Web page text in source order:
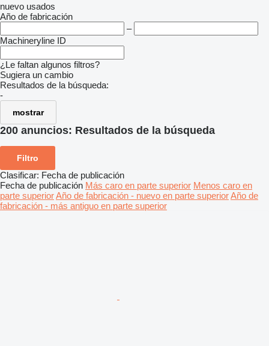
nuevo usados
Año de fabricación
–
Machineryline ID
¿Le faltan algunos filtros?
Sugiera un cambio
Resultados de la búsqueda:
-
mostrar
200 anuncios: Resultados de la búsqueda
Filtro
Clasificar: Fecha de publicación
Fecha de publicación Más caro en parte superior Menos caro en
parte superiorAño de fabricación - nuevo en parte superiorAño de
fabricación - más antiguo en parte superior